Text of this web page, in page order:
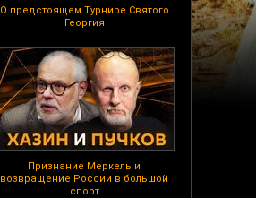
О предстоящем Турнире Святого
Георгия
Признание Меркель и
возвращение России в большой
спорт